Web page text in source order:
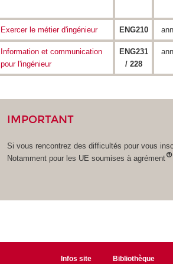
Exercer le métier d'ingénieur ENG210
Information et communication
pour l'ingénieur
ENG231
/ 228
IMPORTANT
Si vous rencontrez des difficultés pour vous
Notamment pour les UE soumises à agrément
Infos site Bibliothèque